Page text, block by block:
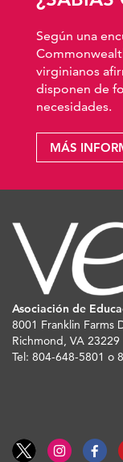
Según una
virginianos
disponen de
necesidades.
MÁS
Asociación de
8001 Franklin Farms
Richmond, VA 23229
Tel: 804-648-5801 o